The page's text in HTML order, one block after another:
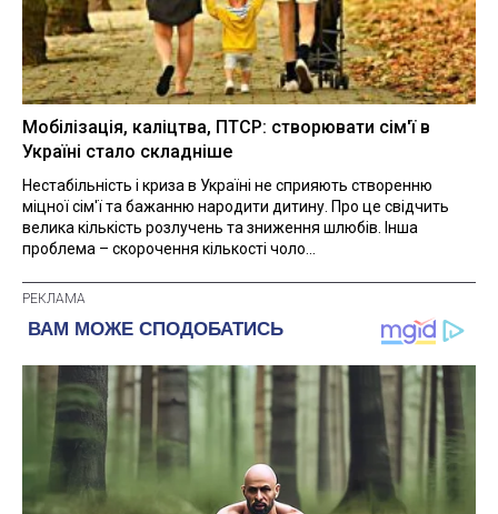
Мобілізація, каліцтва, ПТСР: створювати сім'ї в
Україні стало складніше
Нестабільність і криза в Україні не сприяють створенню
міцної сім'ї та бажанню народити дитину. Про це свідчить
велика кількість розлучень та зниження шлюбів. Інша
проблема – скорочення кількості чоло...